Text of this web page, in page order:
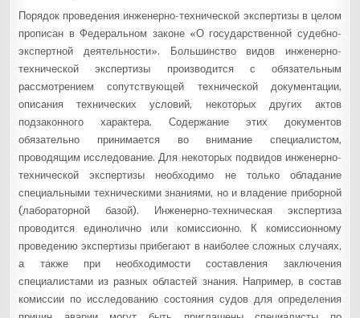
Порядок проведения инженерно-технической экспертизы в целом
прописан в Федеральном законе «О государственной судебно-
экспертной деятельности». Большинство видов инженерно-
технической экспертизы производится с обязательным
рассмотрением сопутствующей технической документации,
описания технических условий, некоторых других актов
подзаконного характера. Содержание этих документов
обязательно принимается во внимание специалистом,
проводящим исследование. Для некоторых подвидов инженерно-
технической экспертизы необходимо не только обладание
специальными техническими знаниями, но и владение приборной
(лабораторной базой). Инженерно-техническая экспертиза
проводится единолично или комиссионно. К комиссионному
проведению экспертизы прибегают в наиболее сложных случаях,
а также при необходимости составления заключения
специалистами из разных областей знания. Например, в состав
комиссии по исследованию состояния судов для определения